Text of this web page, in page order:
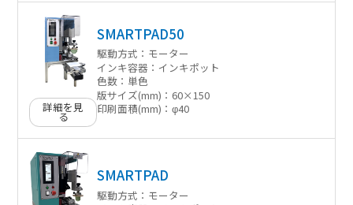
詳細を見
る
SMARTPAD50
駆動方式： モーター
インキ容器： インキポット
色数： 単色
版サイズ(mm)：60×150
印刷面積(mm)：φ40
SMARTPAD
駆動方式： モーター